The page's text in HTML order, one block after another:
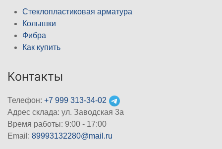
Стеклопластиковая арматура
Колышки
Фибра
Как купить
Контакты
Телефон: +7 999 313-34-02
Адрес склада: ул. Заводская 3а
Время работы: 9:00 - 17:00
Email: 89993132280@mail.ru